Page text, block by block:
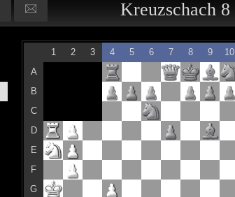
Kreuzschach 8
1 2 3 4 5 6 7 8 9 10
A
B
C
D
E
F
G